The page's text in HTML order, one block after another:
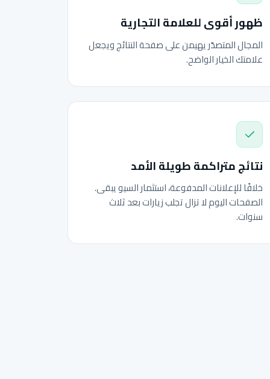
ظهور أقوى للعلامة التجارية
المجال المتصدّر يهيمن على صفحة النتائج ويجعل
علامتك الخيار الواضح.
نتائج متراكمة طويلة الأمد
خلافًا للإعلانات المدفوعة، استثمار السيو يبقى.
الصفحات اليوم لا تزال تجلب زيارات بعد ثلاث
سنوات.